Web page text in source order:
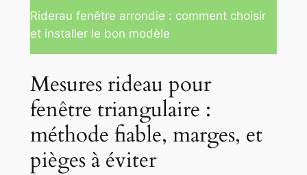
Riderau fenêtre arrondie : comment choisir
et installer le bon modèle
Mesures rideau pour
fenêtre triangulaire :
méthode fiable, marges, et
pièges à éviter